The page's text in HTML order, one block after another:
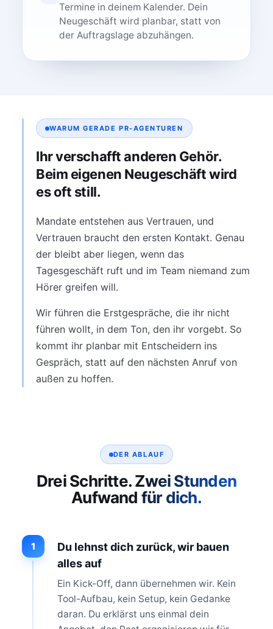
Termine in deinem Kalender. Dein
Neugeschäft wird planbar, statt von
der Auftragslage abzuhängen.
WARUM GERADE PR-AGENTUREN
Ihr verschafft anderen Gehör.
Beim eigenen Neugeschäft wird
es oft still.
Mandate entstehen aus Vertrauen, und
Vertrauen braucht den ersten Kontakt. Genau
der bleibt aber liegen, wenn das
Tagesgeschäft ruft und im Team niemand zum
Hörer greifen will.
Wir führen die Erstgespräche, die ihr nicht
führen wollt, in dem Ton, den ihr vorgebt. So
kommt ihr planbar mit Entscheidern ins
Gespräch, statt auf den nächsten Anruf von
außen zu hoffen.
DER ABLAUF
Drei Schritte. Zwei Stunden
Aufwand für dich.
1
Du lehnst dich zurück, wir bauen
alles auf
Ein Kick-Off, dann übernehmen wir. Kein
Tool-Aufbau, kein Setup, kein Gedanke
daran. Du erklärst uns einmal dein